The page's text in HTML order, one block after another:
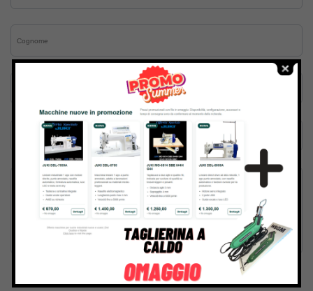
Inviando il messaggio confermo di aver letto e accettato
Termini e condizionidel sito web